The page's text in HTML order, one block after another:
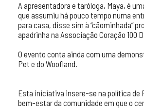
A apresentadora e taróloga, Maya, é
que assumiu há pouco tempo numa
para casa, disse sim à “cãominhada”
apadrinha na Associação Coração 100
O evento conta ainda com uma
Pet e do Woofland.
Esta iniciativa insere-se na política de
bem-estar da comunidade em que o